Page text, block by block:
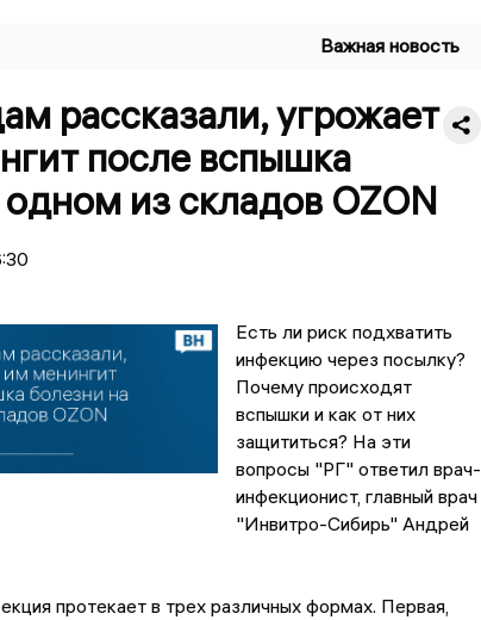
Важная новость
рассказали, угрожает
после вспышка
из складов OZON
Есть ли риск подхватить
инфекцию через посылку?
Почему происходят
вспышки и как от них
защититься? На эти
вопросы "РГ" ответил врач-
инфекционист, главный врач
"Инвитро-Сибирь" Андрей
протекает в трех различных формах. Первая,